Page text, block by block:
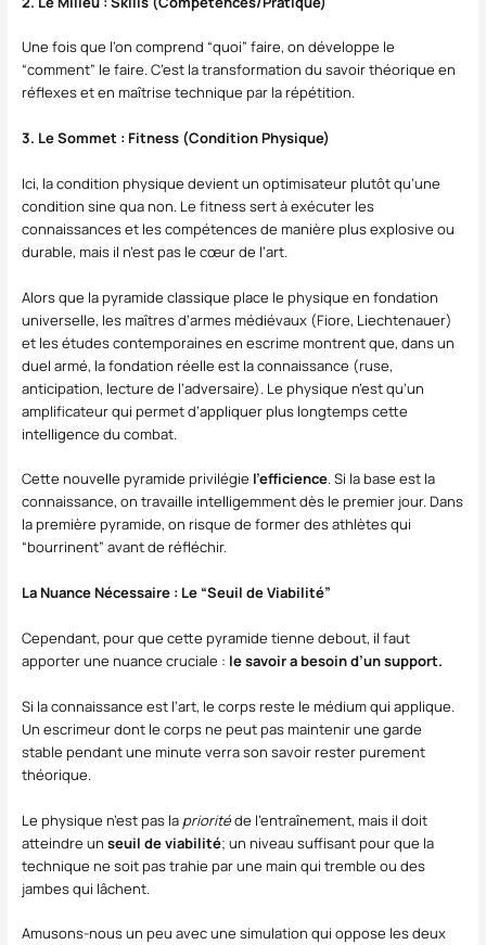
Une fois que l’on comprend “quoi” faire, on développe le
“comment” le faire. C’est la transformation du savoir théorique en
réflexes et en maîtrise technique par la répétition.
3. Le Sommet : Fitness (Condition Physique)
Ici, la condition physique devient un optimisateur plutôt qu’une
condition sine qua non. Le fitness sert à exécuter les
connaissances et les compétences de manière plus explosive ou
durable, mais il n’est pas le cœur de l’art.
Alors que la pyramide classique place le physique en fondation
universelle, les maîtres d’armes médiévaux (Fiore, Liechtenauer)
et les études contemporaines en escrime montrent que, dans un
duel armé, la fondation réelle est la connaissance (ruse,
anticipation, lecture de l’adversaire). Le physique n’est qu’un
amplificateur qui permet d’appliquer plus longtemps cette
intelligence du combat.
Cette nouvelle pyramide privilégie l’efficience. Si la base est la
connaissance, on travaille intelligemment dès le premier jour. Dans
la première pyramide, on risque de former des athlètes qui
“bourrinent” avant de réfléchir.
La Nuance Nécessaire : Le “Seuil de Viabilité”
Cependant, pour que cette pyramide tienne debout, il faut
apporter une nuance cruciale : le savoir a besoin d’un support.
Si la connaissance est l’art, le corps reste le médium qui applique.
Un escrimeur dont le corps ne peut pas maintenir une garde
stable pendant une minute verra son savoir rester purement
théorique.
Le physique n’est pas la prioritéde l’entraînement, mais il doit
atteindre unseuil de viabilité; un niveau suffisant pour que la
technique ne soit pas trahie par une main qui tremble ou des
jambes qui lâchent.
Amusons-nous un peu avec une simulation qui oppose les deux